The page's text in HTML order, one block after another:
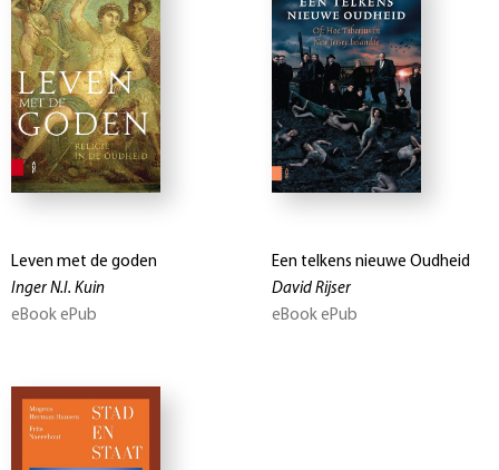
Leven met de goden
Inger N.I. Kuin
eBook ePub
Een telkens nieuwe Oudheid
David Rijser
eBook ePub